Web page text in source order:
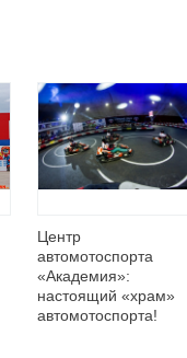
Центр
автомотоспорта
«Академия»:
настоящий «храм»
автомотоспорта!